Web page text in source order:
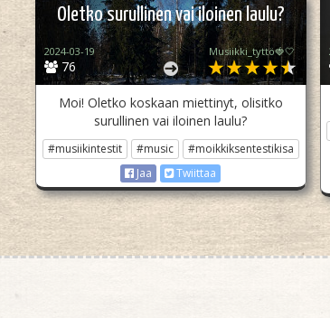
Oletko surullinen vai iloinen laulu?
76
2024-03-19 Musiikki_tyttö🍓🤍
Moi! Oletko koskaan miettinyt, olisitko
surullinen vai iloinen laulu?
#musiikintestit #music
#moikkiksentestikisa
Jaa
Twiittaa